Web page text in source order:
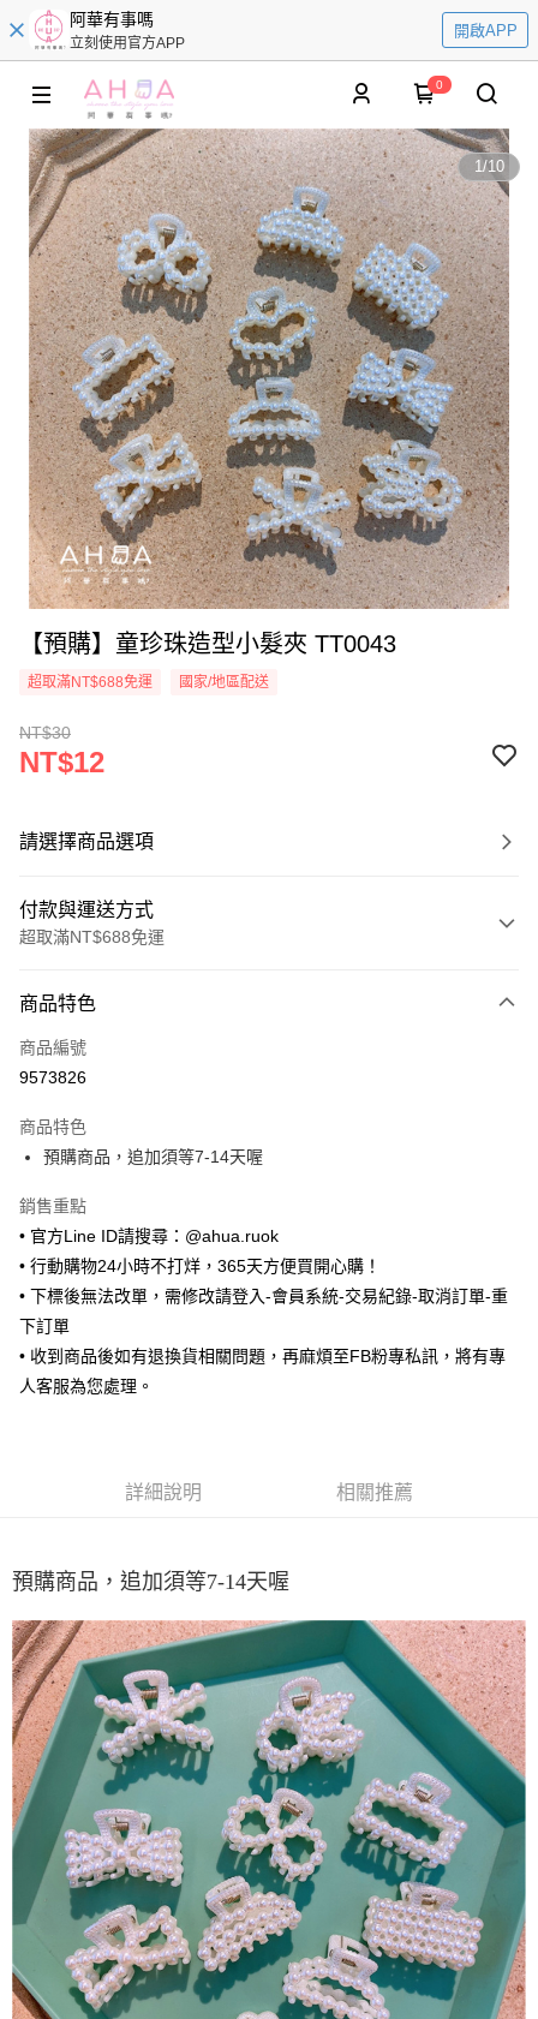
阿華有事嗎
立刻使用官方APP
開啟APP
0
1/10
【預購】童珍珠造型小髮夾 TT0043
超取滿NT$688免運 國家/地區配送
NT$30
NT$12
請選擇商品選項
付款與運送方式
超取滿NT$688免運
信用卡一次付款
超商取貨付款
Apple Pay
街口支付
悠遊付
ATM付款
全家取貨付款
每筆NT$65，滿NT$688(含以上)免運費
每筆NT$65，滿NT$688(含以上)免運費
每筆NT$65，滿NT$688(含以上)免運費
宅配
每筆NT$80，滿NT$1,000(含以上)免運費
宅配(外島)
每筆NT$125，滿NT$1,500(含以上)免運費
其他海外郵寄 查看運費
香港澳門地區 查看運費
商品特色
商品編號
9573826
商品特色
預購商品，追加須等7-14天喔
銷售重點
• 官方Line ID請搜尋：@ahua.ruok
• 行動購物24小時不打烊，365天方便買開心購！
• 下標後無法改單，需修改請登入-會員系統-交易紀錄-取消訂單-重
下訂單
• 收到商品後如有退換貨相關問題，再麻煩至FB粉專私訊，將有專
人客服為您處理。
詳細說明 相關推薦
預購商品，追加須等7-14天喔